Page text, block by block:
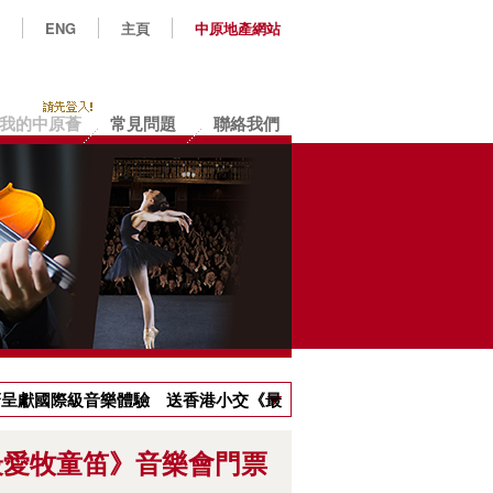
ENG 主頁 中原地產網站
的中原薈 常見問題 聯絡我們
獻國際級音樂體驗 送香港小交《最
牧童笛》音樂會門票